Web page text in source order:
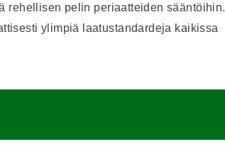
rehellisen pelin periaatteiden sääntöihin.
ylimpiä laatustandardeja kaikissa